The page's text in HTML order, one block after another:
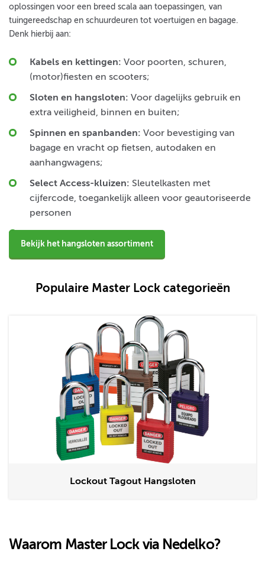
oplossingen voor een breed scala aan toepassingen, van
tuingereedschap en schuurdeuren tot voertuigen en bagage.
Denk hierbij aan:
Kabels en kettingen: Voor poorten, schuren,
(motor)fiesten en scooters;
Sloten en hangsloten: Voor dagelijks gebruik en
extra veiligheid, binnen en buiten;
Spinnen en spanbanden: Voor bevestiging van
bagage en vracht op fietsen, autodaken en
aanhangwagens;
Select Access-kluizen: Sleutelkasten met
cijfercode, toegankelijk alleen voor geautoriseerde
personen
Bekijk het hangsloten assortiment
Populaire Master Lock categorieën
Lockout Tagout Hangsloten
Waarom Master Lock via Nedelko?